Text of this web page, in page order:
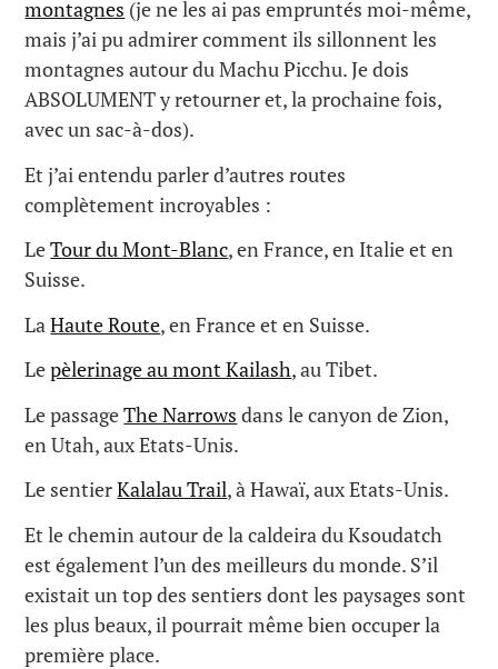
montagnes (je ne les ai pas empruntés moi-même,
mais j’ai pu admirer comment ils sillonnent les
montagnes autour du Machu Picchu. Je dois
ABSOLUMENT y retourner et, la prochaine fois,
avec un sac-à-dos).
Et j’ai entendu parler d’autres routes
complètement incroyables :
LeTour du Mont-Blanc, en France, en Italie et en
Suisse.
LaHaute Route, en France et en Suisse.
Lepèlerinage au mont Kailash, au Tibet.
Le passageThe Narrows dans le canyon de Zion,
en Utah, aux Etats-Unis.
Le sentierKalalau Trail, à Hawaï, aux Etats-Unis.
Et le chemin autour de la caldeira du Ksoudatch
est également l’un des meilleurs du monde. S’il
existait un top des sentiers dont les paysages sont
les plus beaux, il pourrait même bien occuper la
première place.